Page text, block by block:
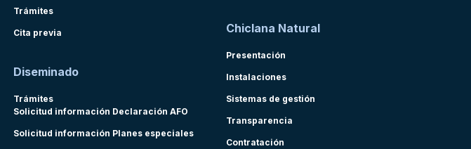
Trámites
Cita previa
Diseminado
Trámites
Solicitud información Declaración AFO
Solicitud información Planes especiales
Chiclana Natural
Presentación
Instalaciones
Sistemas de gestión
Transparencia
Contratación